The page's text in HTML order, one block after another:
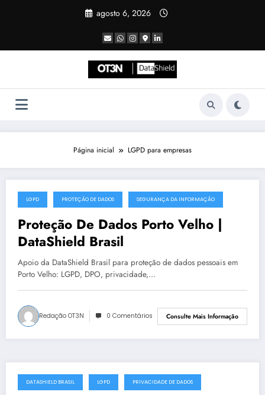
agosto 6, 2026
Página inicial LGPD para empresas
julho 19, 2025
LGPD PROTEÇÃO DE DADOS SEGURANÇA DA INFORMAÇÃO
Proteção De Dados Porto Velho |
DataShield Brasil
Apoio da DataShield Brasil para proteção de dados pessoais em
Porto Velho: LGPD, DPO, privacidade,…
Redação OT3N 0 Comentários Consulte Mais Informação
julho 19, 2025
DATASHIELD BRASIL LGPD PRIVACIDADE DE DADOS